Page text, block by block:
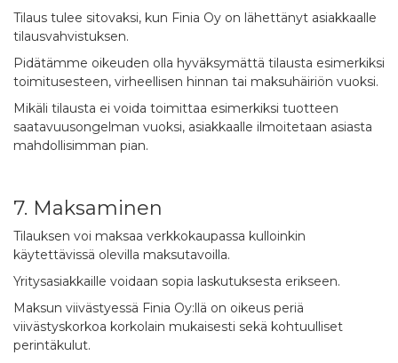
Tilaus tulee sitovaksi, kun Finia Oy on lähettänyt asiakkaalle
tilausvahvistuksen.
Pidätämme oikeuden olla hyväksymättä tilausta esimerkiksi
toimitusesteen, virheellisen hinnan tai maksuhäiriön vuoksi.
Mikäli tilausta ei voida toimittaa esimerkiksi tuotteen
saatavuusongelman vuoksi, asiakkaalle ilmoitetaan asiasta
mahdollisimman pian.
7. Maksaminen
Tilauksen voi maksaa verkkokaupassa kulloinkin
käytettävissä olevilla maksutavoilla.
Yritysasiakkaille voidaan sopia laskutuksesta erikseen.
Maksun viivästyessä Finia Oy:llä on oikeus periä
viivästyskorkoa korkolain mukaisesti sekä kohtuulliset
perintäkulut.